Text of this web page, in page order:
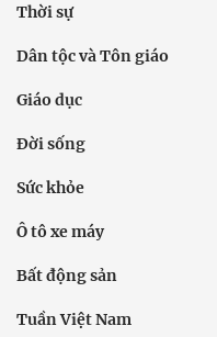
Thời sự
Dân tộc và Tôn giáo
Giáo dục
Đời sống
Sức khỏe
Ô tô xe máy
Bất động sản
Tuần Việt Nam